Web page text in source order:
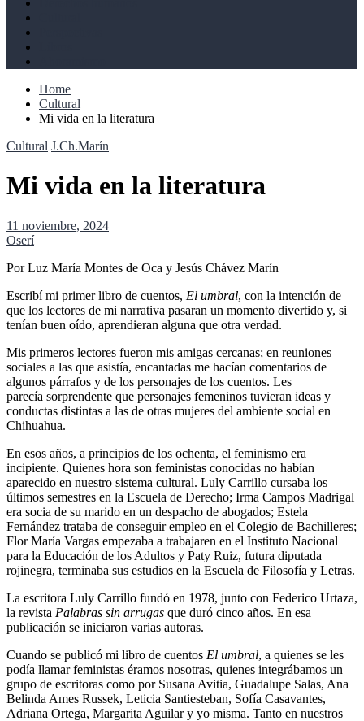
Home
Cultural
Mi vida en la literatura
Cultural J.Ch.Marín
Mi vida en la literatura
11 noviembre, 2024
Oserí
Por Luz María Montes de Oca y Jesús Chávez Marín
Escribí mi primer libro de cuentos, El umbral, con la intención de
que los lectores de mi narrativa pasaran un momento divertido y, si
tenían buen oído, aprendieran alguna que otra verdad.
Mis primeros lectores fueron mis amigas cercanas; en reuniones
sociales a las que asistía, encantadas me hacían comentarios de
algunos párrafos y de los personajes de los cuentos. Les
parecía sorprendente que personajes femeninos tuvieran ideas y
conductas distintas a las de otras mujeres del ambiente social en
Chihuahua.
En esos años, a principios de los ochenta, el feminismo era
incipiente. Quienes hora son feministas conocidas no habían
aparecido en nuestro sistema cultural. Luly Carrillo cursaba los
últimos semestres en la Escuela de Derecho; Irma Campos Madrigal
era socia de su marido en un despacho de abogados; Estela
Fernández trataba de conseguir empleo en el Colegio de Bachilleres;
Flor María Vargas empezaba a trabajaren en el Instituto Nacional
para la Educación de los Adultos y Paty Ruiz, futura diputada
rojinegra, terminaba sus estudios en la Escuela de Filosofía y Letras.
La escritora Luly Carrillo fundó en 1978, junto con Federico Urtaza,
la revista Palabras sin arrugas que duró cinco años. En esa
publicación se iniciaron varias autoras.
Cuando se publicó mi libro de cuentos El umbral, a quienes se les
podía llamar feministas éramos nosotras, quienes integrábamos un
grupo de escritoras como por Susana Avitia, Guadalupe Salas, Ana
Belinda Ames Russek, Leticia Santiesteban, Sofía Casavantes,
Adriana Ortega, Margarita Aguilar y yo misma. Tanto en nuestros